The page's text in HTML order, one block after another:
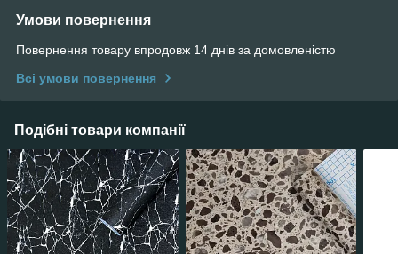
Умови повернення
Повернення товару впродовж 14 днів за домовленістю
Всі умови повернення
Подібні товари компанії